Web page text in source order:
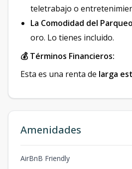
teletrabajo o
La Comodidad del
oro. Lo tienes incluido.
💰 Términos Financieros:
Esta es una renta de larga
Amenidades
AirBnB Friendly